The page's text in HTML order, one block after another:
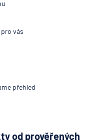
vás
přehled
od prověřených